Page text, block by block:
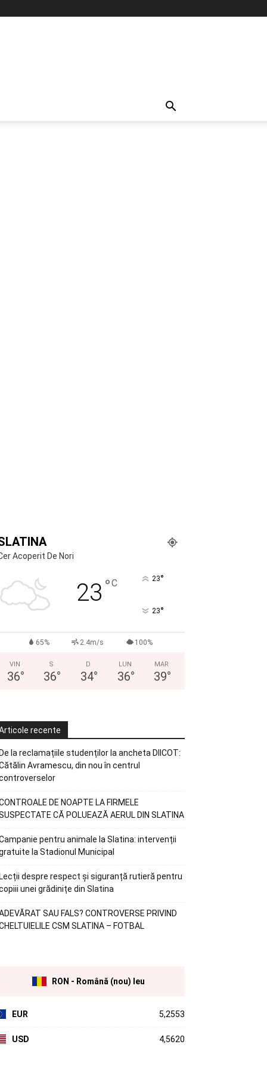
Acoperit De Nori
23 °C 23°
23°
65% 2.4m/s 100%
VIN
36°
S
36°
D
34°
LUN
36°
MAR
39°
recente
De la reclamațiile studenților la ancheta DIICOT:
Avramescu, din nou în centrul
DE NOAPTE LA FIRMELE
CĂ POLUEAZĂ AERUL DIN SLATINA
pentru animale la Slatina: intervenții
la Stadionul Municipal
Lecții despre respect și siguranță rutieră pentru
unei grădinițe din Slatina
SAU FALS? CONTROVERSE PRIVIND
CSM SLATINA – FOTBAL
RON - Română (nou) leu
EUR 5,2553
USD 4,5620